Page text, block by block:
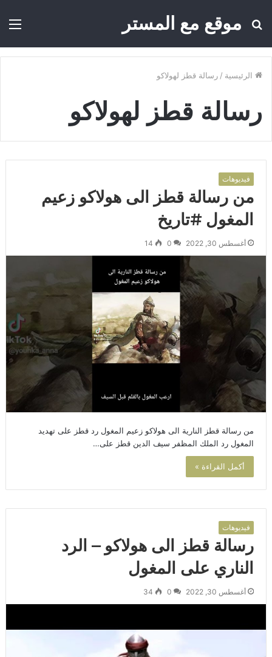
موقع مع المستر
بحث
الرئيسية / رسالة قطز لهولاكو
رسالة قطز لهولاكو
فيديوهات
من رسالة قطز الى هولاكو زعيم
المغول #تاريخ
أغسطس 30, 2022 0
14
من رسالة قطز النارية الى هولاكو زعيم المغول رد قطز على تهديد
المغول رد الملك المظفر سيف الدين قطز على…
أكمل القراءة »
فيديوهات
رسالة قطز الى هولاكو – الرد
الناري على المغول
أغسطس 30, 2022 0
34